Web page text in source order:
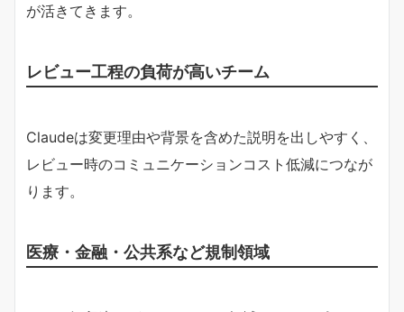
が活きてきます。
レビュー工程の負荷が高いチーム
Claudeは変更理由や背景を含めた説明を出しやすく、
レビュー時のコミュニケーションコスト低減につなが
ります。
医療・金融・公共系など規制領域